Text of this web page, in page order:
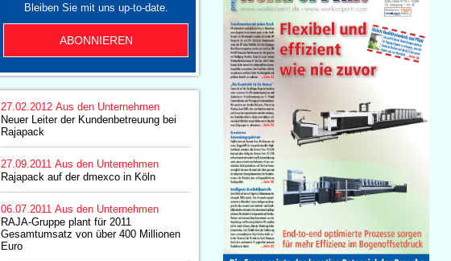
Bleiben Sie mit uns up-to-date.
ABONNIEREN
27.02.2012 Aus den Unternehmen
Neuer Leiter der Kundenbetreuung bei
Rajapack
27.09.2011 Aus den Unternehmen
Rajapack auf der dmexco in Köln
06.07.2011 Aus den Unternehmen
RAJA-Gruppe plant für 2011
Gesamtumsatz von über 400 Millionen
Euro